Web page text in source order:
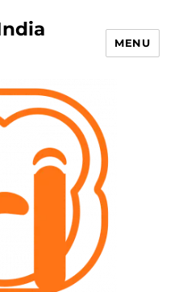
MENU